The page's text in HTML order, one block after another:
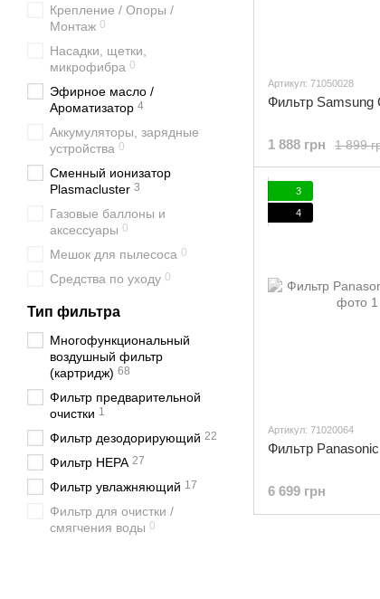
Артикул: 71050028
Фильтр Samsung
1 899
1 888 грн
3
4
Артикул: 71020064
Фильтр
6 699 грн
Крепление / Опоры /
Монтаж 0
Насадки, щетки,
микрофибра 0
Эфирное масло /
Ароматизатор 4
Аккумуляторы, зарядные
устройства 0
Сменный ионизатор
Plasmacluster 3
Газовые баллоны и
аксессуары 0
Мешок для пылесоса 0
Средства по уходу 0
Тип фильтра
Многофункциональный
воздушный фильтр
(картридж) 68
Фильтр предварительной
очистки 1
Фильтр дезодорирующий 22
Фильтр НЕРА 27
Фильтр увлажняющий 17
Фильтр для очистки /
смягчения воды 0